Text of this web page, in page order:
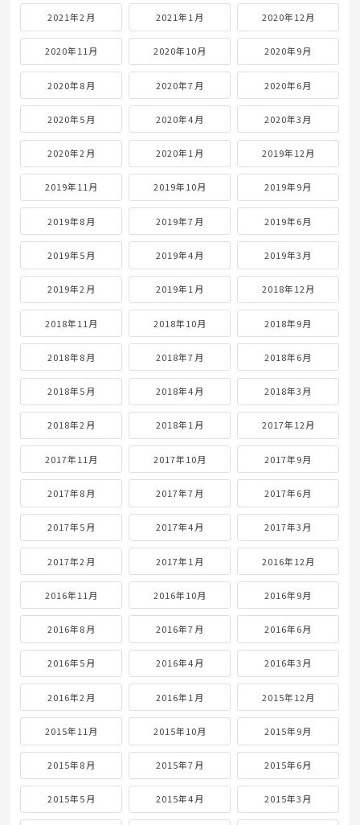
2021年2月 2021年1月 2020年12月
2020年11月 2020年10月 2020年9月
2020年8月 2020年7月 2020年6月
2020年5月 2020年4月 2020年3月
2020年2月 2020年1月 2019年12月
2019年11月 2019年10月 2019年9月
2019年8月 2019年7月 2019年6月
2019年5月 2019年4月 2019年3月
2019年2月 2019年1月 2018年12月
2018年11月 2018年10月 2018年9月
2018年8月 2018年7月 2018年6月
2018年5月 2018年4月 2018年3月
2018年2月 2018年1月 2017年12月
2017年11月 2017年10月 2017年9月
2017年8月 2017年7月 2017年6月
2017年5月 2017年4月 2017年3月
2017年2月 2017年1月 2016年12月
2016年11月 2016年10月 2016年9月
2016年8月 2016年7月 2016年6月
2016年5月 2016年4月 2016年3月
2016年2月 2016年1月 2015年12月
2015年11月 2015年10月 2015年9月
2015年8月 2015年7月 2015年6月
2015年5月 2015年4月 2015年3月